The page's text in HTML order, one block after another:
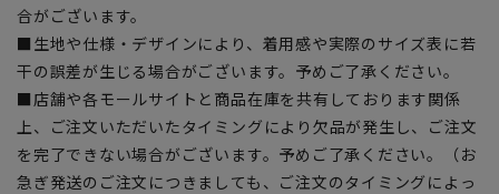
合がございます。
■生地や仕様・デザインにより、着用感や実際のサイズ表に若
干の誤差が生じる場合がございます。予めご了承ください。
■店舗や各モールサイトと商品在庫を共有しております関係
上、ご注文いただいたタイミングにより欠品が発生し、ご注文
を完了できない場合がございます。予めご了承ください。（お
急ぎ発送のご注文につきましても、ご注文のタイミングによっ